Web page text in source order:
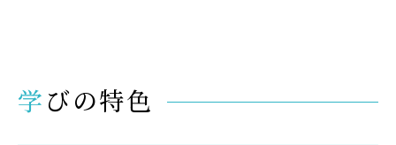
卒業生の方
学びの特色